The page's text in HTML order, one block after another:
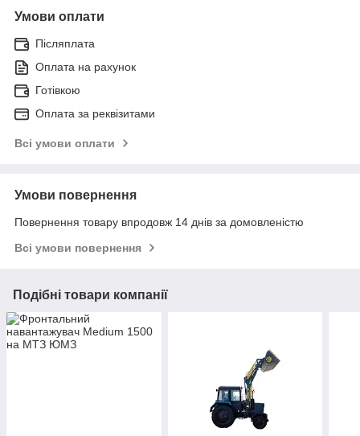
Умови оплати
Післяплата
Оплата на рахунок
Готівкою
Оплата за реквізитами
Всі умови оплати
Умови повернення
Повернення товару впродовж 14 днів за домовленістю
Всі умови повернення
Подібні товари компанії